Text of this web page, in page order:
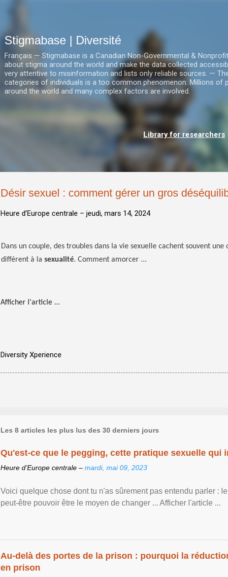
Stigmabase | Diversité
Français — Stigmabase is a Canadian Non-Governmental &
about stigma around the world and make the data collected
very attentive to misinformation and lists only reliable sources. —
categories of individuals is a too common phenomenon. Millions of
around the world and many complex factors are involved.
Library for researchers
Désir sexuel : comment gérer un gros
Heure d’Europe centrale – jeudi, mars 14, 2024
Dans un couple, des troubles dans la vie sexuelle cachent souvent
différent à la sexualité. Comment amorcer ...
Afficher l'article ...
Diversity Xperience
Les 8 articles les plus lus des 30 derniers jours
Qu'est-ce que le pegging, cette pratique sexuelle qui
Heure d’Europe centrale – mardi, mai 09, 2023
Voici quelque chose dont tu n'as sûrement pas entendu parler :
peut-être pouvoir être le moyen de changer ... Afficher l'article ...
Au-delà des portes de la prison : pourquoi la
en prison